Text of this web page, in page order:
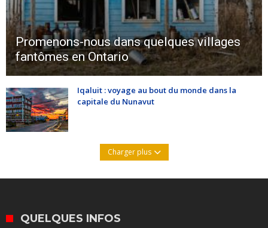
Promenons-nous dans quelques villages
fantômes en Ontario
Iqaluit : voyage au bout du monde dans la
capitale du Nunavut
Charger plus
QUELQUES INFOS